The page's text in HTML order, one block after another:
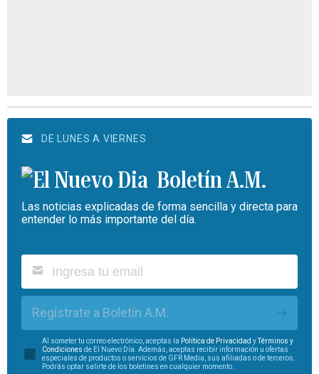
DE LUNES A VIERNES
Boletín A.M.
Las noticias explicadas de forma sencilla y directa para
entender lo más importante del día.
Regístrate a Boletín A.M.
Al someter tu correo electrónico, aceptas la Política de Privacidad yTérminos y
Condiciones de El Nuevo Día. Además, aceptas recibir información u ofertas
especiales de productos o servicios de GFR Media, sus afiliadas o de terceros.
Podrás optar salirte de los boletines en cualquier momento.